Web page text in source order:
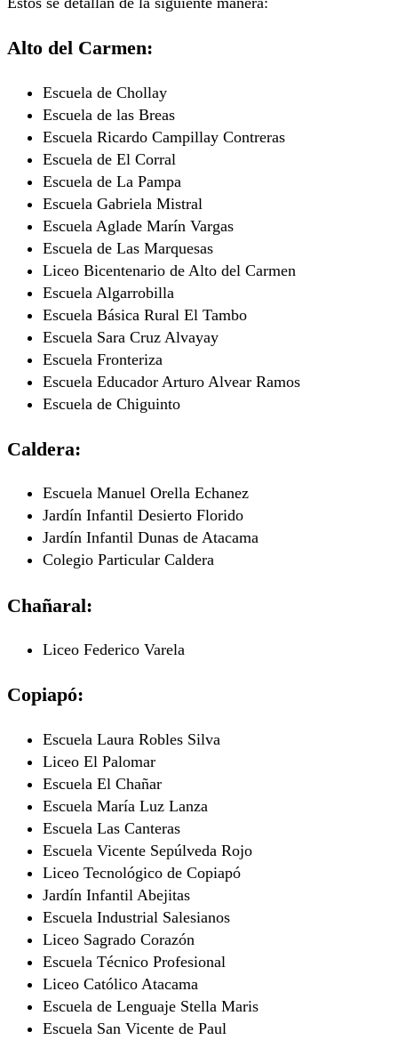
Alto del Carmen:
Escuela de Chollay
Escuela de las Breas
Escuela Ricardo Campillay Contreras
Escuela de El Corral
Escuela de La Pampa
Escuela Gabriela Mistral
Escuela Aglade Marín Vargas
Escuela de Las Marquesas
Liceo Bicentenario de Alto del Carmen
Escuela Algarrobilla
Escuela Básica Rural El Tambo
Escuela Sara Cruz Alvayay
Escuela Fronteriza
Escuela Educador Arturo Alvear Ramos
Escuela de Chiguinto
Caldera:
Escuela Manuel Orella Echanez
Jardín Infantil Desierto Florido
Jardín Infantil Dunas de Atacama
Colegio Particular Caldera
Chañaral:
Liceo Federico Varela
Copiapó:
Escuela Laura Robles Silva
Liceo El Palomar
Escuela El Chañar
Escuela María Luz Lanza
Escuela Las Canteras
Escuela Vicente Sepúlveda Rojo
Liceo Tecnológico de Copiapó
Jardín Infantil Abejitas
Escuela Industrial Salesianos
Liceo Sagrado Corazón
Escuela Técnico Profesional
Liceo Católico Atacama
Escuela de Lenguaje Stella Maris
Escuela San Vicente de Paul